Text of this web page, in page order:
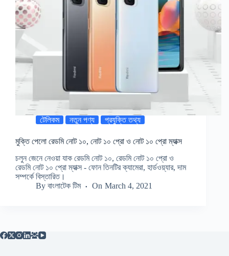
টেলিকম নতুন পণ্য প্রযুক্তি তথ্য
মুক্তি পেলো রেডমি নোট ১০, নোট ১০ প্রো ও নোট ১০ প্রো ম্যাক্স
চলুন জেনে নেওয়া যাক রেডমি নোট ১০, রেডমি নোট ১০ প্রো ও
রেডমি নোট ১০ প্রো ম্যাক্স - ফোন তিনটির ক্যামেরা, হার্ডওয়্যার, দাম
সম্পর্কে বিস্তারিত।
By বাংলাটেক টিম On March 4, 2021